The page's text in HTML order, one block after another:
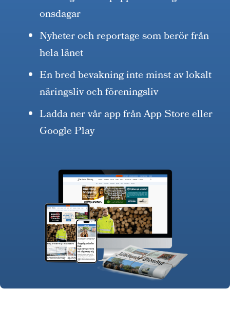
onsdagar
Nyheter och reportage som berör från
hela länet
En bred bevakning inte minst av lokalt
näringsliv och föreningsliv
Ladda ner vår app från App Store eller
Google Play